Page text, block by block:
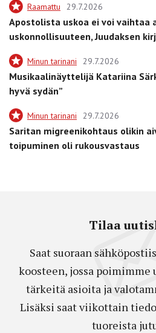
Raamattu 29.7.2026
Apostolista uskoa ei voi vaihtaa
uskonnollisuuteen, Juudaksen
Minun tarinani 29.7.2026
Musikaalinäyttelijä Katariina
hyvä sydän”
Minun tarinani 29.7.2026
Saritan migreenikohtaus olikin
toipuminen oli rukousvastaus
Tilaa
Saat suoraan
koosteen, jossa
tärkeitä asioita ja
Lisäksi saat viikottain
tuoreista